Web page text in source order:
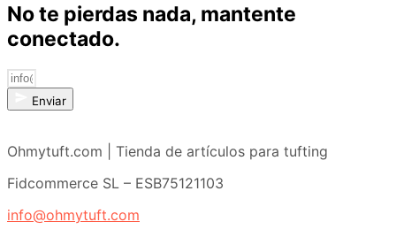
No te pierdas nada, mantente
conectado.
Enviar
Ohmytuft.com | Tienda de artículos para tufting
Fidcommerce SL – ESB75121103
info@ohmytuft.com